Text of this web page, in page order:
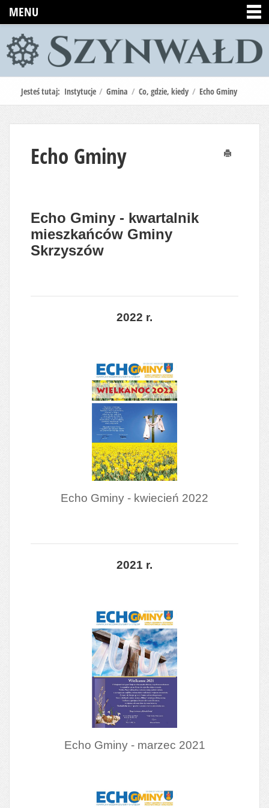
MENU
Jesteś tutaj: Instytucje / Gmina / Co, gdzie, kiedy / Echo Gminy
Echo Gminy
Echo Gminy - kwartalnik
mieszkańców Gminy
Skrzyszów
2022 r.
Echo Gminy - kwiecień 2022
2021 r.
Echo Gminy - marzec 2021